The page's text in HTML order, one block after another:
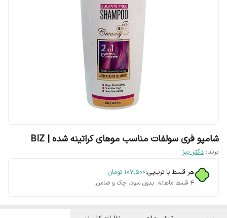
شامپو فری سولفات مناسب موهای کراتینه شده | BIZ
برند: دکتر بیز
هر قسط با ترب‌پی:۱۰۷٬۵۰۰ تومان
۴ قسط ماهانه. بدون سود، چک و ضامن.